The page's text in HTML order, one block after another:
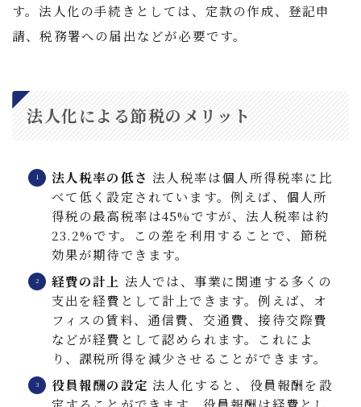
す。法人化の手続きとしては、定款の作成、登記申
請、税務署への届出などが必要です。
法人化による節税のメリット
法人税率の低さ 法人税率は個人所得税率に比
べて低く設定されています。例えば、個人所
得税の最高税率は45%ですが、法人税率は約
23.2%です。この差を利用することで、節税
効果が期待できます。
経費の計上 法人では、事業に関連する多くの
支出を経費として計上できます。例えば、オ
フィスの賃料、通信費、交通費、接待交際費
などが経費として認められます。これによ
り、課税所得を減少させることができます。
役員報酬の設定 法人化すると、役員報酬を設
定することができます。役員報酬は経費とし